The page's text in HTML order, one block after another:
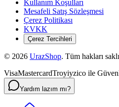
Kullanım Koşulları
Mesafeli Satış Sözleşmesi
Çerez Politikası
KVKK
Çerez Tercihleri
© 2026 UrazShop. Tüm hakları
VisaMastercardTroyiyzico ile
Yardım lazım mı?